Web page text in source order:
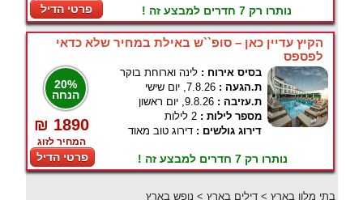
פרטי הדיל נותרו רק 7 חדרים למבצע זה !
הקיץ עדיין כאן – סופ``ש באילת במחיר שלא כדאי
לפספס
20%
הנחה
₪ 1890
המחיר לזוג
פרטי הדיל
בסיס אירוח : לינה וארוחת בוקר
ת.הגעה : 7.8.26, יום שישי
ת.עזיבה : 9.8.26, יום ראשון
מספר לילות : 2 לילות
דירוג גולשים : דירוג טוב מאוד
נותרו רק 7 חדרים למבצע זה !
בתי מלון בארץ > דילים בארץ > נופש בארץ